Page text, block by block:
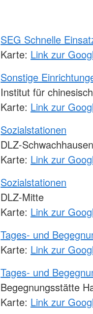
SEG Schnelle
Karte: Link zur
Sonstige
Institut für
Karte: Link zur
Sozialstationen
DLZ-Schwachhausen
Karte: Link zur
Sozialstationen
DLZ-Mitte
Karte: Link zur
Tages- und
Karte: Link zur
Tages- und
Begegnungsstätte
Karte: Link zur